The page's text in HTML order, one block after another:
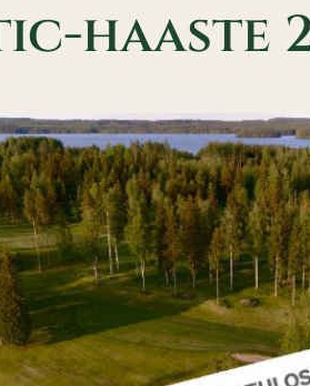
haaste